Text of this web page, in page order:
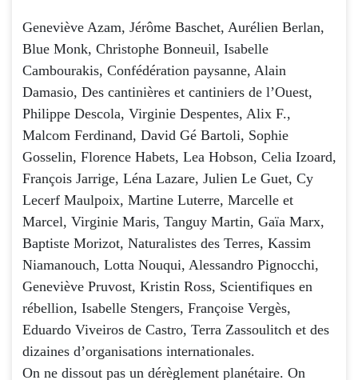
Geneviève Azam, Jérôme Baschet, Aurélien Berlan,
Blue Monk, Christophe Bonneuil, Isabelle
Cambourakis, Confédération paysanne, Alain
Damasio, Des cantinières et cantiniers de l’Ouest,
Philippe Descola, Virginie Despentes, Alix F.,
Malcom Ferdinand, David Gé Bartoli, Sophie
Gosselin, Florence Habets, Lea Hobson, Celia Izoard,
François Jarrige, Léna Lazare, Julien Le Guet, Cy
Lecerf Maulpoix, Martine Luterre, Marcelle et
Marcel, Virginie Maris, Tanguy Martin, Gaïa Marx,
Baptiste Morizot, Naturalistes des Terres, Kassim
Niamanouch, Lotta Nouqui, Alessandro Pignocchi,
Geneviève Pruvost, Kristin Ross, Scientifiques en
rébellion, Isabelle Stengers, Françoise Vergès,
Eduardo Viveiros de Castro, Terra Zassoulitch et des
dizaines d’organisations internationales.
On ne dissout pas un dérèglement planétaire. On